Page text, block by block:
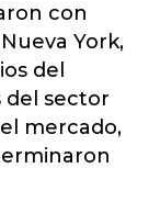
con
York,
del
del sector
mercado,